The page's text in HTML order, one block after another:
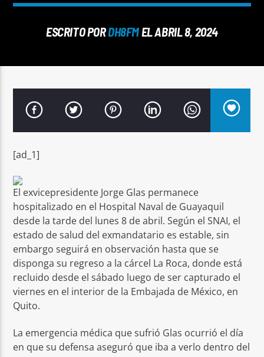
TÍTULO
Señal FM
ESCRITO PORDH8FMEL ABRIL 8, 2024
[ad_1]
El exvicepresidente Jorge Glas permanece
hospitalizado en el Hospital Naval de Guayaquil
desde la tarde del lunes 8 de abril. Según el SNAI, el
estado de salud del exmandatario es estable, sin
embargo seguirá en observación hasta que se
disponga su regreso a la cárcel La Roca, donde está
recluido desde el sábado luego de ser capturado el
viernes en el interior de la Embajada de México, en
Quito.
La emergencia médica que sufrió Glas ocurrió el día
en que su defensa aseguró que iba a verlo dentro del